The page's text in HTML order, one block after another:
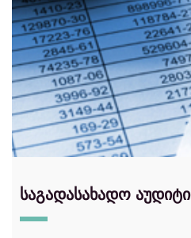
საგადასახადო აუდიტი